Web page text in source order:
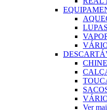
LUPAS
Ver